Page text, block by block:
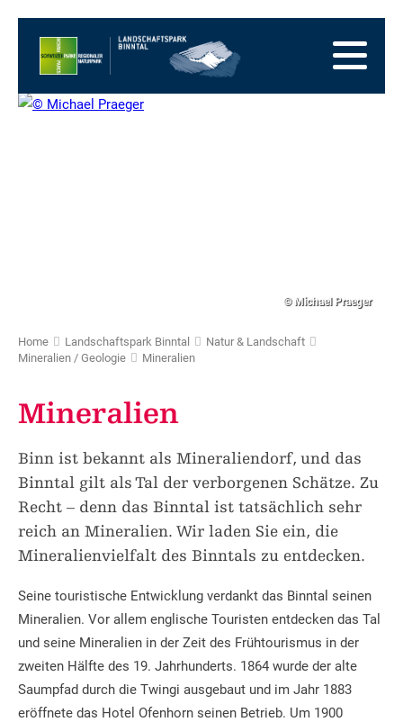
Startseite
Hauptnavigation
Fussbereich
Zur
© Michael Praeger
Home Landschaftspark Binntal
Natur & Landschaft
Mineralien / Geologie
Mineralien
Mineralien
Binn ist bekannt als Mineraliendorf, und das
Binntal gilt als Tal der verborgenen Schätze. Zu
Recht – denn das Binntal ist tatsächlich sehr
reich an Mineralien. Wir laden Sie ein, die
Mineralienvielfalt des Binntals zu entdecken.
Seine touristische Entwicklung verdankt das Binntal seinen
Mineralien. Vor allem englische Touristen entdecken das Tal
und seine Mineralien in der Zeit des Frühtourismus in der
zweiten Hälfte des 19. Jahrhunderts. 1864 wurde der alte
Saumpfad durch die Twingi ausgebaut und im Jahr 1883
eröffnete das Hotel Ofenhorn seinen Betrieb. Um 1900